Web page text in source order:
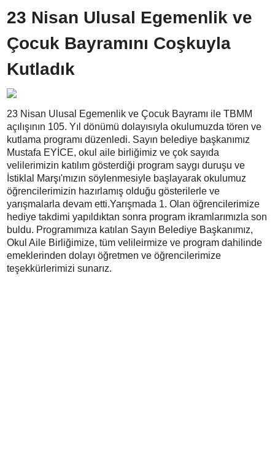
23 Nisan Ulusal Egemenlik ve
Çocuk Bayramını Coşkuyla
Kutladık
23 Nisan Ulusal Egemenlik ve Çocuk Bayramı ile TBMM
açılışının 105. Yıl dönümü dolayısıyla okulumuzda tören ve
kutlama programı düzenledi. Sayın belediye başkanımız
Mustafa EYİCE, okul aile birliğimiz ve çok sayıda
velilerimizin katılım gösterdiği program saygı duruşu ve
İstiklal Marşı'mızın söylenmesiyle başlayarak okulumuz
öğrencilerimizin hazırlamış olduğu gösterilerle ve
yarışmalarla devam etti.Yarışmada 1. Olan öğrencilerimize
hediye takdimi yapıldıktan sonra program ikramlarımızla son
buldu. Programımıza katılan Sayın Belediye Başkanımız,
Okul Aile Birliğimize, tüm velileirmize ve program dahilinde
emeklerinden dolayı öğretmen ve öğrencilerimize
teşekkürlerimizi sunarız.